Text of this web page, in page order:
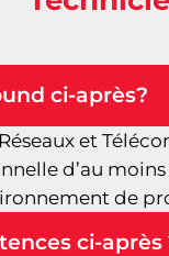
ci-après?
et
d’au
de
ci-après